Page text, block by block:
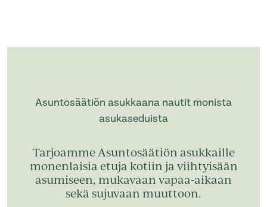
Asuntosäätiön asukkaana nautit monista
asukaseduista
Tarjoamme Asuntosäätiön asukkaille
monenlaisia etuja kotiin ja viihtyisään
asumiseen, mukavaan vapaa-aikaan
sekä sujuvaan muuttoon.